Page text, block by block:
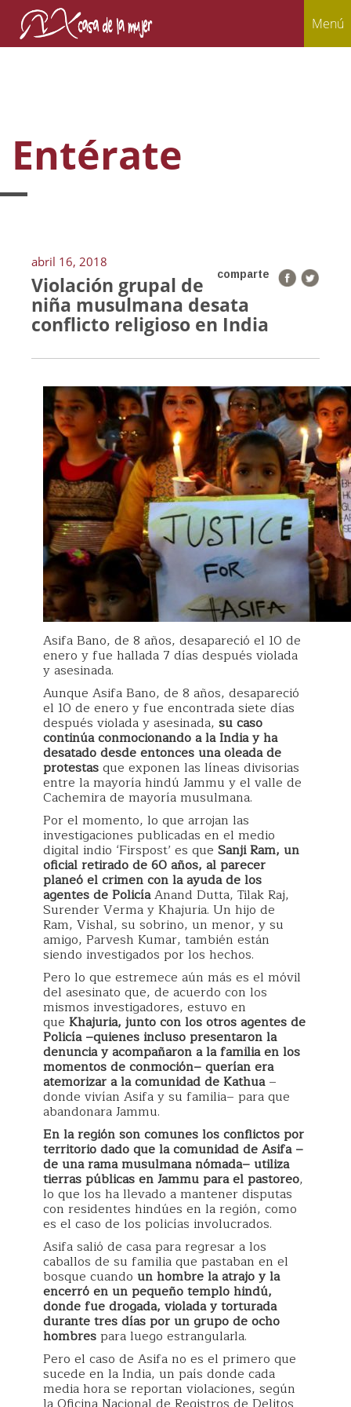
Menú
Entérate
abril 16, 2018
comparte
Violación grupal de
niña musulmana desata
conflicto religioso en India
Asifa Bano, de 8 años, desapareció el 10 de
enero y fue hallada 7 días después violada
y asesinada.
Aunque Asifa Bano, de 8 años, desapareció
el 10 de enero y fue encontrada siete días
después violada y asesinada, su caso
continúa conmocionando a la India y ha
desatado desde entonces una oleada de
protestasque exponen las líneas divisorias
entre la mayoría hindú Jammu y el valle de
Cachemira de mayoría musulmana.
Por el momento, lo que arrojan las
investigaciones publicadas en el medio
digital indio ‘Firspost’ es que Sanji Ram, un
oficial retirado de 60 años, al parecer
planeó el crimen con la ayuda de los
agentes de PolicíaAnand Dutta, Tilak Raj,
Surender Verma y Khajuria. Un hijo de
Ram, Vishal, su sobrino, un menor, y su
amigo, Parvesh Kumar, también están
siendo investigados por los hechos.
Pero lo que estremece aún más es el móvil
del asesinato que, de acuerdo con los
mismos investigadores, estuvo en
que Khajuria, junto con los otros agentes de
Policía –quienes incluso presentaron la
denuncia y acompañaron a la familia en los
momentos de conmoción– querían era
atemorizar a la comunidad de Kathua–
donde vivían Asifa y su familia– para que
abandonara Jammu.
En la región son comunes los conflictos por
territorio dado que la comunidad de Asifa –
de una rama musulmana nómada– utiliza
tierras públicas en Jammu para el pastoreo,
lo que los ha llevado a mantener disputas
con residentes hindúes en la región, como
es el caso de los policías involucrados.
Asifa salió de casa para regresar a los
caballos de su familia que pastaban en el
bosque cuando un hombre la atrajo y la
encerró en un pequeño templo hindú,
donde fue drogada, violada y torturada
durante tres días por un grupo de ocho
hombrespara luego estrangularla.
Pero el caso de Asifa no es el primero que
sucede en la India, un país donde cada
media hora se reportan violaciones, según